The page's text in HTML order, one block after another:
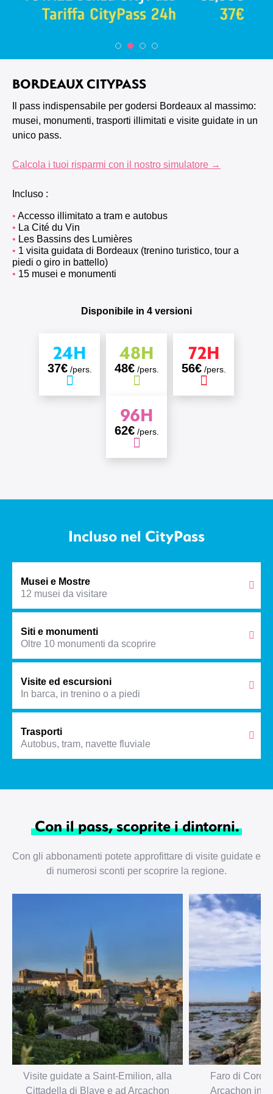
BORDEAUX CITYPASS
Il pass indispensabile per godersi Bordeaux al massimo:
musei, monumenti, trasporti illimitati e visite guidate in un
unico pass.
Calcola i tuoi risparmi con il nostro simulatore →
Incluso :
Accesso illimitato a tram e autobus
La Cité du Vin
Les Bassins des Lumières
1 visita guidata di Bordeaux (trenino turistico, tour a
piedi o giro in battello)
15 musei e monumenti
Disponibile in 4 versioni
24H
37€/pers.
48H
48€/pers.
72H
56€/pers.
96H
62€/pers.
Incluso nel CityPass
Musei e Mostre
12 musei da visitare
Siti e monumenti
Oltre 10 monumenti da scoprire
Visite ed escursioni
In barca, in trenino o a piedi
Trasporti
Autobus, tram, navette fluviale
Con il pass, scoprite i dintorni.
Con gli abbonamenti potete approfittare di visite guidate e
di numerosi sconti per scoprire la regione.
Visite guidate a Saint-Emilion, alla
Cittadella di Blaye e ad Arcachon
Faro di
Arcachon in